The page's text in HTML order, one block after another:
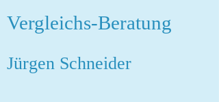
Vergleichs-Beratung
Jürgen Schneider